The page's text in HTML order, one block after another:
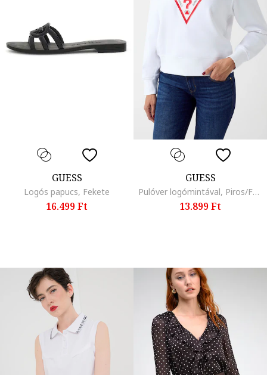
GUESS
Logós papucs, Fekete
16.499 Ft
GUESS
Pulóver logómintával, Piros/Fehér
13.899 Ft